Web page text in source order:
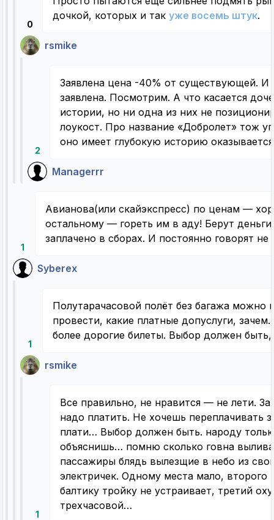
0
дочкой, которых и так уже восемь штук.
rsmike
2
Заявлена цена -40% от существующей.
заявлена. Посмотрим. А что касается
истории, но ни одна из них не
лоукост. Про название «Добролет» тож
оно имеет глубокую историю
Managerrr
1
Авианова(или скайэкспресс) по ценам —
остальному — гореть им в аду! Берут
заплачено в сборах. И постоянно говорят
Syberex
1
Полутарачасовой полёт без багажа можно
провести, какие платные допуслуги, зачем.
более дорогие билеты. Выбор должен быть,
rsmike
1
Все правильно, не нравится — не лети.
надо платить. Не хочешь переплачивать
плати… Выбор должен быть. народу
объяснишь… помню сколько говна
пассажиры блядь вылезщие в небо из
электричек. Одному места мало,
балтику тройку не устраивает, третий
трехчасовой…